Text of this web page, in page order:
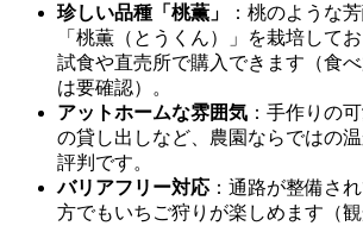
珍しい品種「桃薫」
：桃のような
「桃薫（とうくん）」を栽培して
試食や直売所で購入できます（食
は要確認）。
アットホームな雰囲気 ：手作りの
の貸し出しなど、農園ならではの
評判です。
バリアフリー対応 ：通路が整備さ
方でもいちご狩りが楽しめます（観